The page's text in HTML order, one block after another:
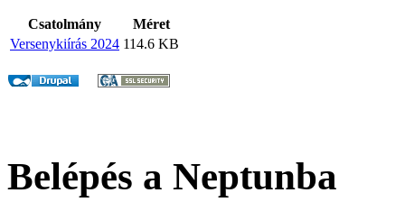
Csatolmány
Méret
Versenykiírás 2024 114.6 KB
Belépés a Neptunba